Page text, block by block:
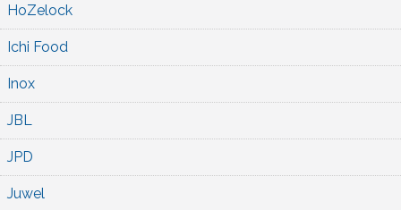
HoZelock
Ichi Food
Inox
JBL
JPD
Juwel